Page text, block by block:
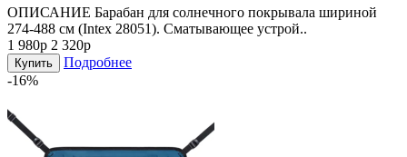
ОПИСАНИЕ Барабан для солнечного покрывала шириной
274-488 см (Intex 28051). Сматывающее устрой..
1 980р 2 320р
Купить
Подробнее
-16%